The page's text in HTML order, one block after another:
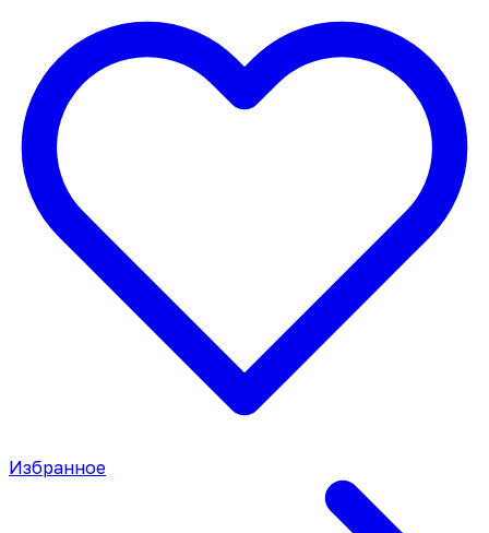
Избранное